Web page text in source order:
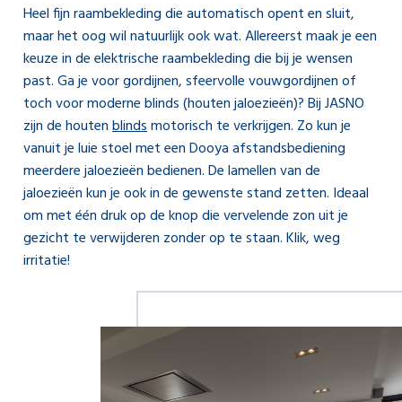
Heel fijn raambekleding die automatisch opent en sluit,
maar het oog wil natuurlijk ook wat. Allereerst maak je een
keuze in de elektrische raambekleding die bij je wensen
past. Ga je voor gordijnen, sfeervolle vouwgordijnen of
toch voor moderne blinds (houten jaloezieën)? Bij JASNO
zijn de houtenblindsmotorisch te verkrijgen. Zo kun je
vanuit je luie stoel met een Dooya afstandsbediening
meerdere jaloezieën bedienen. De lamellen van de
jaloezieën kun je ook in de gewenste stand zetten. Ideaal
om met één druk op de knop die vervelende zon uit je
gezicht te verwijderen zonder op te staan. Klik, weg
irritatie!